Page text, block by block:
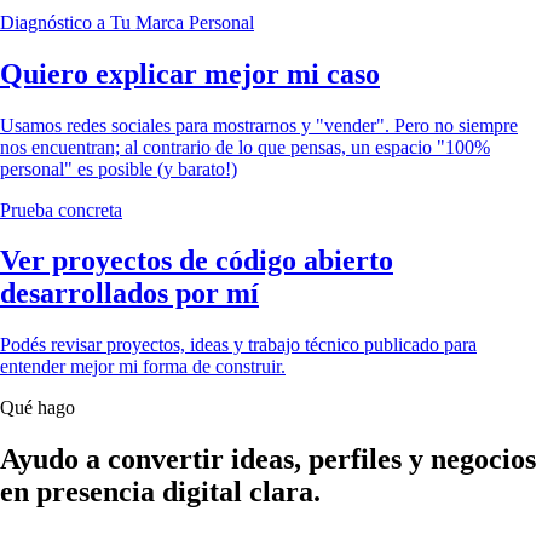
Diagnóstico a Tu Marca Personal
Quiero explicar mejor mi caso
Usamos redes sociales para mostrarnos y "vender". Pero no siempre
nos encuentran; al contrario de lo que pensas, un espacio "100%
personal" es posible (y barato!)
Prueba concreta
Ver proyectos de código abierto
desarrollados por mí
Podés revisar proyectos, ideas y trabajo técnico publicado para
entender mejor mi forma de construir.
Qué hago
Ayudo a convertir ideas, perfiles y negocios
en presencia digital clara.